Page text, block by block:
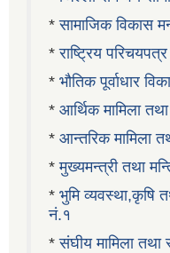
*सामाजिक विकास
*राष्ट्रिय
* भौतिक पूर्वाधार
* आर्थिक मामिला
* आन्तरिक मामिला
*मुख्यमन्त्री तथा
* भुमि व्यवस्था,कृषि
नं.१
*संघीय मामिला तथा